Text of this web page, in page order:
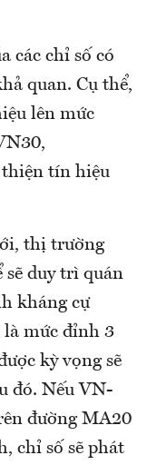
các chỉ số có
quan. Cụ thể,
lên mức
thiện tín hiệu
thị trường
duy trì quán
kháng cự
là mức đỉnh 3
kỳ vọng sẽ
đó. Nếu VN-
đường MA20
chỉ số sẽ phát